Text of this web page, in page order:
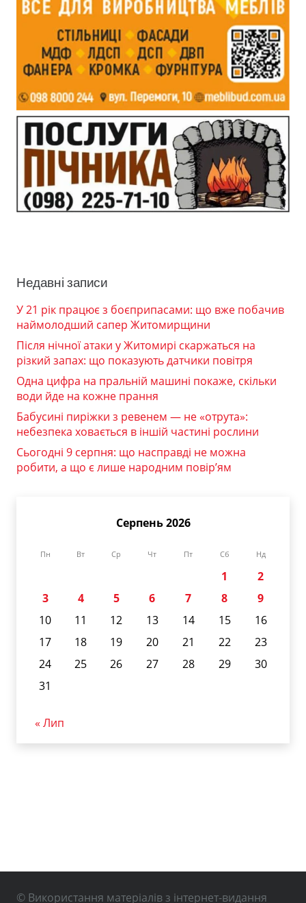
Недавні записи
У 21 рік працює з боєприпасами: що вже побачив
наймолодший сапер Житомирщини
Після нічної атаки у Житомирі скаржаться на
різкий запах: що показують датчики повітря
Одна цифра на пральній машині покаже, скільки
води йде на кожне прання
Бабусині пиріжки з ревенем — не «отрута»:
небезпека ховається в іншій частині рослини
Сьогодні 9 серпня: що насправді не можна
робити, а що є лише народним повір’ям
Серпень 2026
Пн Вт Ср Чт Пт Сб Нд
1
2
3
4 5 6 7 8
9
10
11 12 13 14 15
16
17
18 19 20 21 22
23
24
25 26 27 28 29
30
31
« Лип
© Використання матеріалів з інтернет-видання